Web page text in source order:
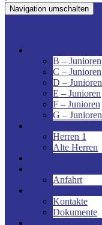
Navigation umschalten
B – Junioren
C – Junioren
D – Junioren
E – Junioren
F – Junioren
G – Junioren
Herren 1
Alte Herren
Anfahrt
Kontakte
Dokumente